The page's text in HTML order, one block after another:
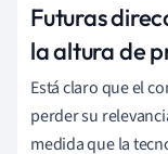
Futuras
la altura de
Está claro que el
perder su
medida que la